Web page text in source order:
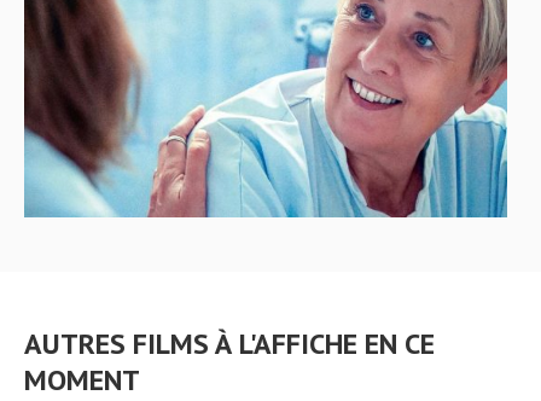
AUTRES FILMS À L'AFFICHE EN CE
MOMENT